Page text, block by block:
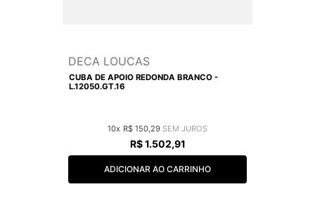
DECA LOUCAS
CUBA DE APOIO REDONDA BRANCO -
L.12050.GT.16
10 R$ 150 29
R$ 1.502,91
ADICIONAR AO CARRINHO